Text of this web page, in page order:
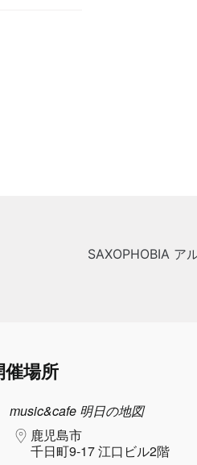
SAXOPHOBIA ア
催場所
music&cafe 明日の地図
鹿児島市
千日町9-17 江口ビル2階